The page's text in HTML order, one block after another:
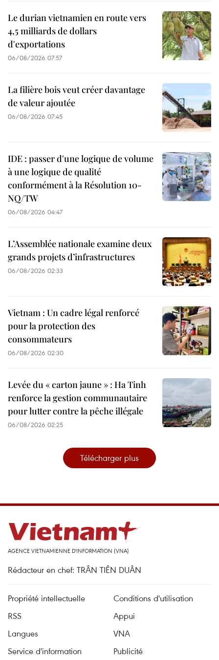
Le durian vietnamien en route vers
4,5 milliards de dollars
d'exportations
06/08/2026 07:57
La filière bois veut créer davantage
de valeur ajoutée
06/08/2026 07:45
IDE : passer d'une logique de volume
à une logique de qualité
conformément à la Résolution 10-
NQ/TW
06/08/2026 04:47
L’Assemblée nationale examine deux
grands projets d’infrastructures
06/08/2026 02:33
Vietnam : Un cadre légal renforcé
pour la protection des
consommateurs
06/08/2026 02:30
Levée du « carton jaune » : Ha Tinh
renforce la gestion communautaire
pour lutter contre la pêche illégale
06/08/2026 02:25
Télécharger plus
AGENCE VIETNAMIENNE D'INFORMATION (VNA)
Rédacteur en chef: TRÂN TIÊN DUÂN
Propriété intellectuelle
Conditions d'utilisation
RSS
Appui
Langues
VNA
Service d'information
Publicité